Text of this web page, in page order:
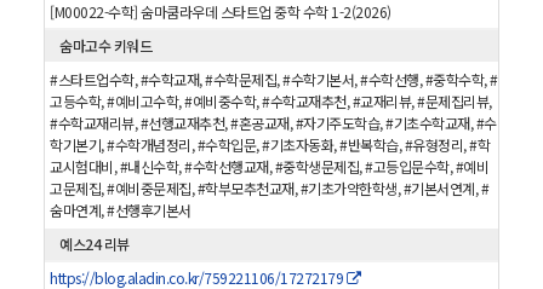
[M00022-수학] 숨마쿰라우데 스타트업 중학 수학 1-2(2026)
숨마고수 키워드
#스타트업수학, #수학교재, #수학문제집, #수학기본서, #수학선행, #중학수학, #
고등수학, #예비고수학, #예비중수학, #수학교재추천, #교재리뷰, #문제집리뷰,
#수학교재리뷰, #선행교재추천, #혼공교재, #자기주도학습, #기초수학교재, #수
학기본기, #수학개념정리, #수학입문, #기초자동화, #반복학습, #유형정리, #학
교시험대비, #내신수학, #수학선행교재, #중학생문제집, #고등입문수학, #예비
고문제집, #예비중문제집, #학부모추천교재, #기초가약한학생, #기본서연계, #
숨마연계, #선행후기본서
예스24 리뷰
https://blog.aladin.co.kr/759221106/17272179